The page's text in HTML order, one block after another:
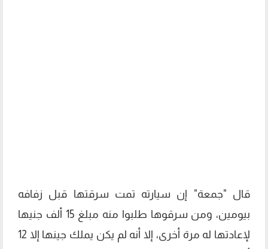
قال "جمعة" إن سيارته تمت سرقتها قبل زفافه
بيومين، ومن سرقوها طلبوا منه مبلغ 15 ألف جنيها
لإعادتها له مرة أخرى، إلا أنه لم يكن يملك جينها إلا 12